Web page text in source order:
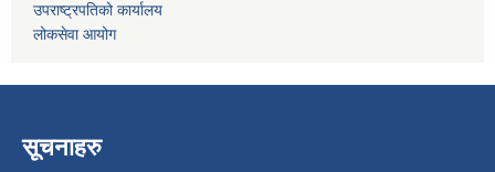
उपराष्ट्रपतिको कार्यालय
लोकसेवा आयोग
सूचनाहरु